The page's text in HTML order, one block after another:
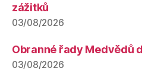
zážitků
03/08/2026
Obranné řady Medvědů
03/08/2026